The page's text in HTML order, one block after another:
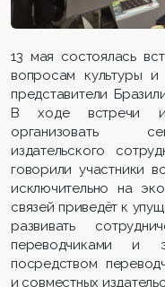
13 мая состоялась
вопросам культуры
представители
В ходе встречи
организовать
издательского
говорили участники
исключительно на
связей приведёт к
развивать
переводчиками и
посредством
и совместных